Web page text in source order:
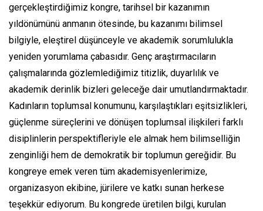
gerçekleştirdiğimiz kongre, tarihsel bir kazanımın
yıldönümünü anmanın ötesinde, bu kazanımı bilimsel
bilgiyle, eleştirel düşünceyle ve akademik sorumlulukla
yeniden yorumlama çabasıdır. Genç araştırmacıların
çalışmalarında gözlemlediğimiz titizlik, duyarlılık ve
akademik derinlik bizleri geleceğe dair umutlandırmaktadır.
Kadınların toplumsal konumunu, karşılaştıkları eşitsizlikleri,
güçlenme süreçlerini ve dönüşen toplumsal ilişkileri farklı
disiplinlerin perspektifleriyle ele almak hem bilimselliğin
zenginliği hem de demokratik bir toplumun gereğidir. Bu
kongreye emek veren tüm akademisyenlerimize,
organizasyon ekibine, jürilere ve katkı sunan herkese
teşekkür ediyorum. Bu kongrede üretilen bilgi, kurulan